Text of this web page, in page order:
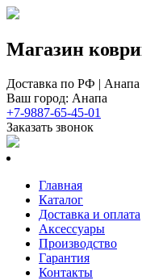
Магазин
Доставка по РФ |
Ваш город: Анапа
+7-9887-65-45-01
Заказать звонок
Главная
Каталог
Доставка и оплата
Аксессуары
Производство
Гарантия
Контакты